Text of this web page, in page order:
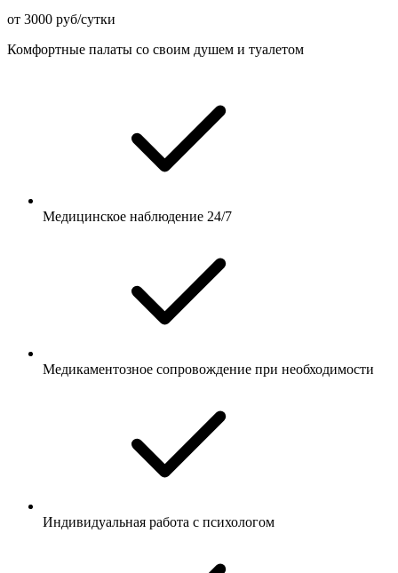
от 3000 руб/сутки
Комфортные палаты со своим душем и туалетом
Медицинское наблюдение 24/7
Медикаментозное сопровождение при необходимости
Индивидуальная работа с психологом